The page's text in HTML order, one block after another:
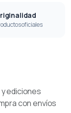
oficiales
ediciones
con envíos